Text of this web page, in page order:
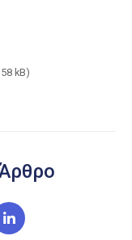
kB)